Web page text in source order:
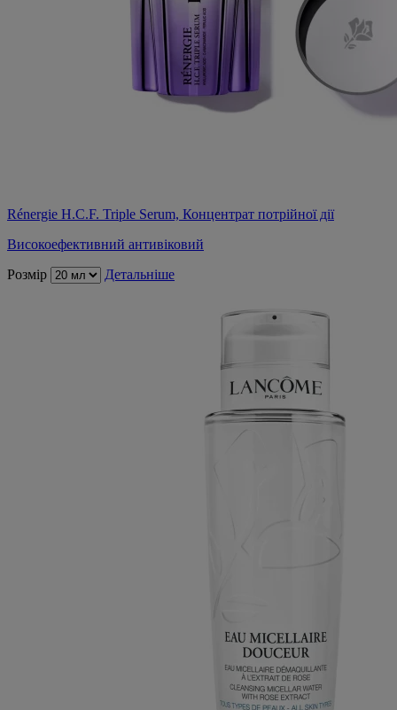
Rénergie H.C.F. Triple Serum, Концентрат потрійної дії
Високоефективний антивіковий
Розмір
Детальніше